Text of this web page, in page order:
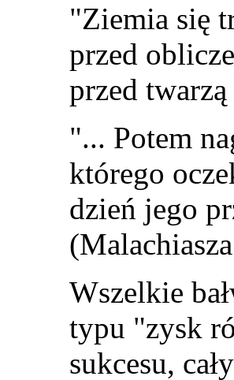
"Ziemia się
przed
przed
"... Potem
którego
dzień jego
Wszelkie
typu "zysk
sukcesu,